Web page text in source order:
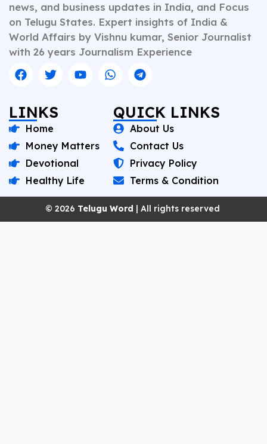
news, and business updates in India, and Focus
on Telugu States. Expert insights of India &
World Affairs by Vishnu kumar, Senior Journalist
with 26 years Journalism Experience
LINKS
Home
Money Matters
Devotional
Healthy Life
QUICK LINKS
About Us
Contact Us
Privacy Policy
Terms & Condition
© 2026 Telugu Word | All rights reserved